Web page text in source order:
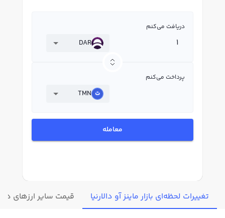
دریافت می‌کنم
DAR
پرداخت می‌کنم
TMN
معامله
تغییرات لحظه‌ای بازار ماینز آو دالارنیا قیمت سایر ارزهای